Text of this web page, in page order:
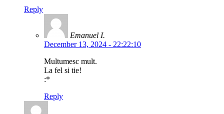
Reply
Emanuel I.
December 13, 2024 - 22:22:10
Multumesc mult.
La fel si tie!
:*
Reply